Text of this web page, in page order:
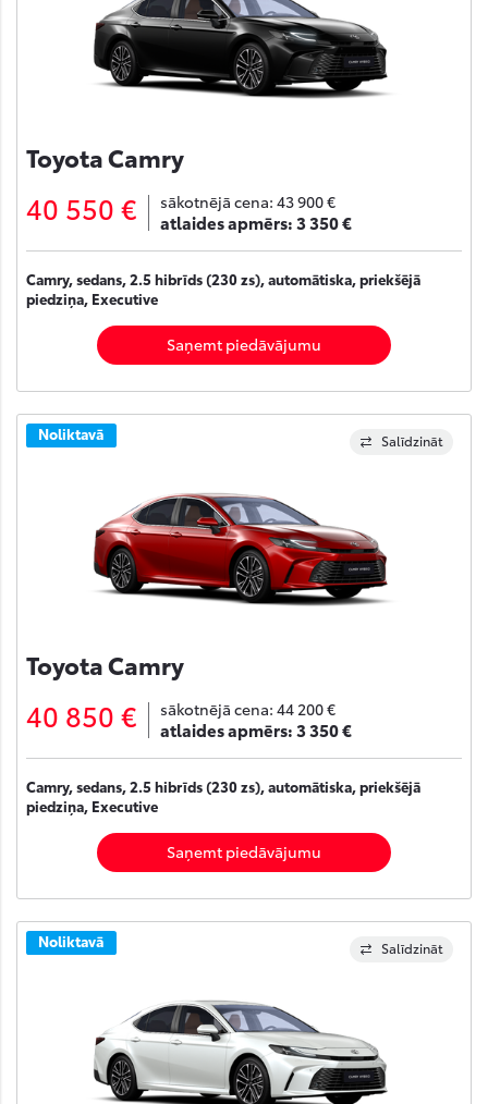
Toyota Camry
40 550 € sākotnējā cena: 43 900 €
atlaides apmērs:3 350 €
Camry, sedans, 2.5 hibrīds (230 zs), automātiska, priekšējā
piedziņa, Executive
Saņemt piedāvājumu
Salīdzināt
Noliktavā
Toyota Camry
40 850 € sākotnējā cena: 44 200 €
atlaides apmērs:3 350 €
Camry, sedans, 2.5 hibrīds (230 zs), automātiska, priekšējā
piedziņa, Executive
Saņemt piedāvājumu
Salīdzināt
Noliktavā